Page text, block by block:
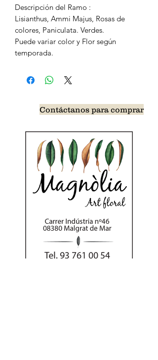
Descripción del Ramo :
Lisianthus, Ammi Majus, Rosas de
colores, Paniculata. Verdes.
Puede variar color y Flor según
temporada.
Contáctanos para comprar